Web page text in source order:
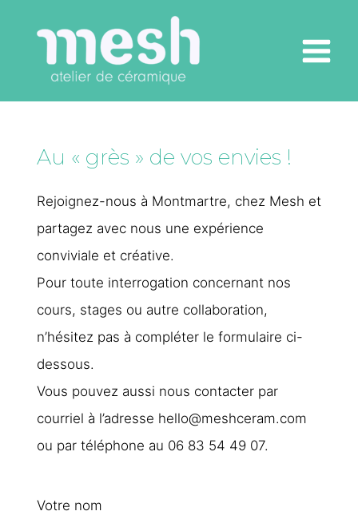
contenu
Main
Menu
Au « grès » de vos envies !
Rejoignez-nous à Montmartre, chez Mesh et
partagez avec nous une expérience
conviviale et créative.
Pour toute interrogation concernant nos
cours, stages ou autre collaboration,
n’hésitez pas à compléter le formulaire ci-
dessous.
Vous pouvez aussi nous contacter par
courriel à l’adresse hello@meshceram.com
ou par téléphone au 06 83 54 49 07.
Votre nom